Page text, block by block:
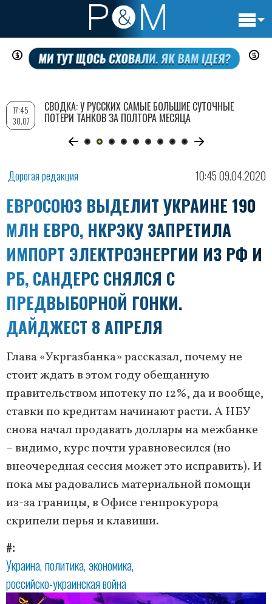
Перейти
содержанию
Дорогая редакция 10:45 09.04.2020
ЕВРОСОЮЗ ВЫДЕЛИТ УКРАИНЕ 190
МЛН ЕВРО, НКРЭКУ ЗАПРЕТИЛА
ИМПОРТ ЭЛЕКТРОЭНЕРГИИ ИЗ РФ И
РБ, САНДЕРС СНЯЛСЯ С
ПРЕДВЫБОРНОЙ ГОНКИ.
ДАЙДЖЕСТ 8 АПРЕЛЯ
Глава «Укргазбанка» рассказал, почему не
стоит ждать в этом году обещанную
правительством ипотеку по 12%, да и вообще,
ставки по кредитам начинают расти. А НБУ
снова начал продавать доллары на межбанке
– видимо, курс почти уравновесился (но
внеочередная сессия может это исправить). И
пока мы радовались материальной помощи
из-за границы, в Офисе генпрокурора
скрипели перья и клавиши.
#
Украина политика экономика
российско-украинская война
17:45
30.07
СВОДКА: У РУССКИХ САМЫЕ БОЛЬШИЕ СУТОЧНЫЕ
ПОТЕРИ ТАНКОВ ЗА ПОЛТОРА МЕСЯЦА